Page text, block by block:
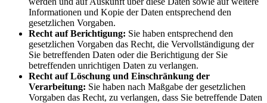
Informationen und Kopie der Daten entsprechend den
gesetzlichen Vorgaben.
Recht auf Berichtigung: Sie haben entsprechend den
gesetzlichen Vorgaben das Recht, die Vervollständigung der
Sie betreffenden Daten oder die Berichtigung der Sie
betreffenden unrichtigen Daten zu verlangen.
Recht auf Löschung und Einschränkung der
Verarbeitung: Sie haben nach Maßgabe der gesetzlichen
Vorgaben das Recht, zu verlangen, dass Sie betreffende Daten